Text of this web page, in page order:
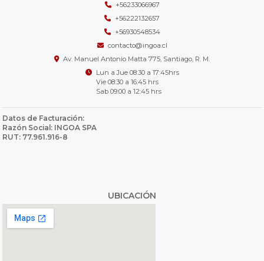
+56233066967
+56222132657
+56930548534
contacto@ingoa.cl
Av. Manuel Antonio Matta 775, Santiago, R. M.
Lun a Jue 08:30 a 17:45hrs
Vie 08:30 a 16:45 hrs
Sab 09:00 a 12:45 hrs
Datos de Facturación:
Razón Social: INGOA SPA
RUT: 77.961.916-8
UBICACIÓN